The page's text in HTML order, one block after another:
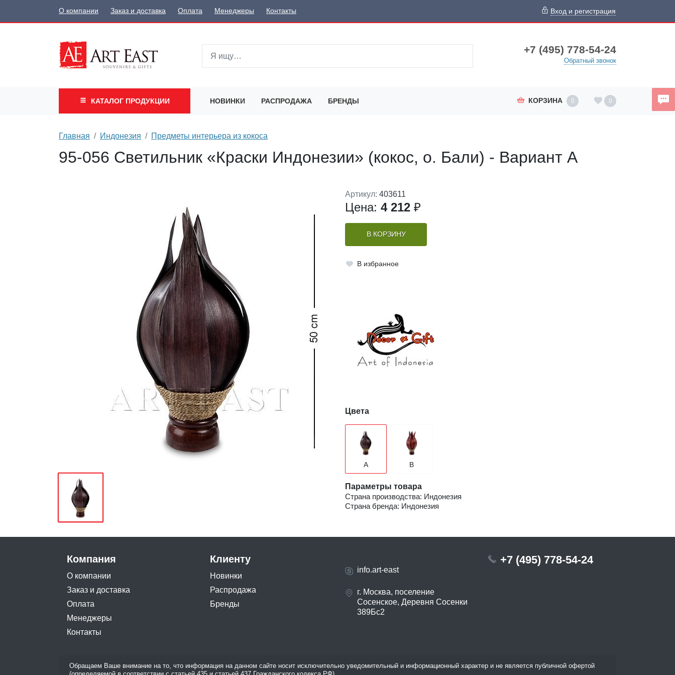
О компании Заказ и доставка Оплата Менеджеры Контакты Вход и регистрация
+7 (495) 778-54-24
Обратный звонок
КАТАЛОГ ПРОДУКЦИИ НОВИНКИ РАСПРОДАЖА БРЕНДЫ КОРЗИНА 0 0
Главная Индонезия Предметы интерьера из кокоса
95-056 Светильник «Краски Индонезии» (кокос, о. Бали) - Вариант A
Артикул: 403611
Цена: 4 212 ₽
В КОРЗИНУ
В избранное
Цвета
A B
Параметры товара
Страна производства: Индонезия
Страна бренда: Индонезия
Компания
О компании
Заказ и доставка
Оплата
Менеджеры
Контакты
Клиенту
Новинки
Распродажа
Бренды
info.art-east
г. Москва, поселение
Сосенское, Деревня Сосенки
389Бс2
+7 (495) 778-54-24
Обращаем Ваше внимание на то, что информация на данном сайте носит исключительно уведомительный и информационный характер и не является публичной офертой